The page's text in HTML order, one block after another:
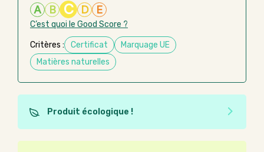
A B C D E
C’est quoi le Good Score ?
Critères : Certificat
Marquage UE
Matières naturelles
Produit écologique !
Ce produit est éco-conçu, il a été fabriqué à partir de
matériaux recyclés ou recyclables. Ces produits